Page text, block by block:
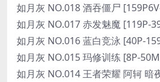
如月灰 NO.018 酒吞僵尸
如月灰 NO.017 赤发魅魔 [119P-
如月灰 NO.016 蓝白竞泳 [40P-
如月灰 NO.015 玛修训练 [8P-
如月灰 NO.014 王者荣耀 阿轲 暗